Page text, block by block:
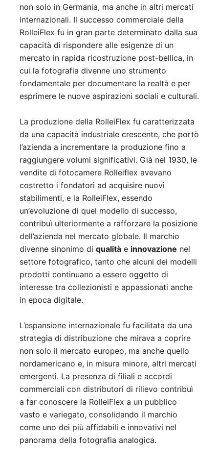
non solo in Germania, ma anche in altri mercati
internazionali. Il successo commerciale della
RolleiFlex fu in gran parte determinato dalla sua
capacità di rispondere alle esigenze di un
mercato in rapida ricostruzione post-bellica, in
cui la fotografia divenne uno strumento
fondamentale per documentare la realtà e per
esprimere le nuove aspirazioni sociali e culturali.
La produzione della RolleiFlex fu caratterizzata
da una capacità industriale crescente, che portò
l’azienda a incrementare la produzione fino a
raggiungere volumi significativi. Già nel 1930, le
vendite di fotocamere Rolleiflex avevano
costretto i fondatori ad acquisire nuovi
stabilimenti, e la RolleiFlex, essendo
un’evoluzione di quel modello di successo,
contribuì ulteriormente a rafforzare la posizione
dell’azienda nel mercato globale. Il marchio
divenne sinonimo di qualità e innovazione nel
settore fotografico, tanto che alcuni dei modelli
prodotti continuano a essere oggetto di
interesse tra collezionisti e appassionati anche
in epoca digitale.
L’espansione internazionale fu facilitata da una
strategia di distribuzione che mirava a coprire
non solo il mercato europeo, ma anche quello
nordamericano e, in misura minore, altri mercati
emergenti. La presenza di filiali e accordi
commerciali con distributori di rilievo contribuì
a far conoscere la RolleiFlex a un pubblico
vasto e variegato, consolidando il marchio
come uno dei più affidabili e innovativi nel
panorama della fotografia analogica.